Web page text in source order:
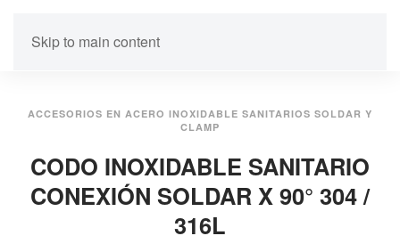
Skip to main content
ACCESORIOS EN ACERO INOXIDABLE SANITARIOS SOLDAR Y
CLAMP
CODO INOXIDABLE SANITARIO
CONEXIÓN SOLDAR X 90° 304 /
316L